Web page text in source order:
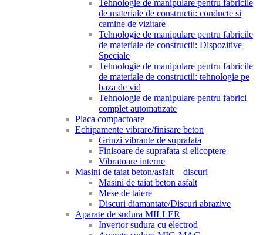
Tehnologie de manipulare pentru fabricile
de materiale de constructii: conducte si
camine de vizitare
Tehnologie de manipulare pentru fabricile
de materiale de constructii: Dispozitive
Speciale
Tehnologie de manipulare pentru fabricile
de materiale de constructii: tehnologie pe
baza de vid
Tehnologie de manipulare pentru fabrici
complet automatizate
Placa compactoare
Echipamente vibrare/finisare beton
Grinzi vibrante de suprafata
Finisoare de suprafata si elicoptere
Vibratoare interne
Masini de taiat beton/asfalt – discuri
Masini de taiat beton asfalt
Mese de taiere
Discuri diamantate/Discuri abrazive
Aparate de sudura MILLER
Invertor sudura cu electrod